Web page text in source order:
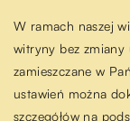
W ramach naszej
witryny bez zmiany
zamieszczane w
ustawień można
szczegółów na